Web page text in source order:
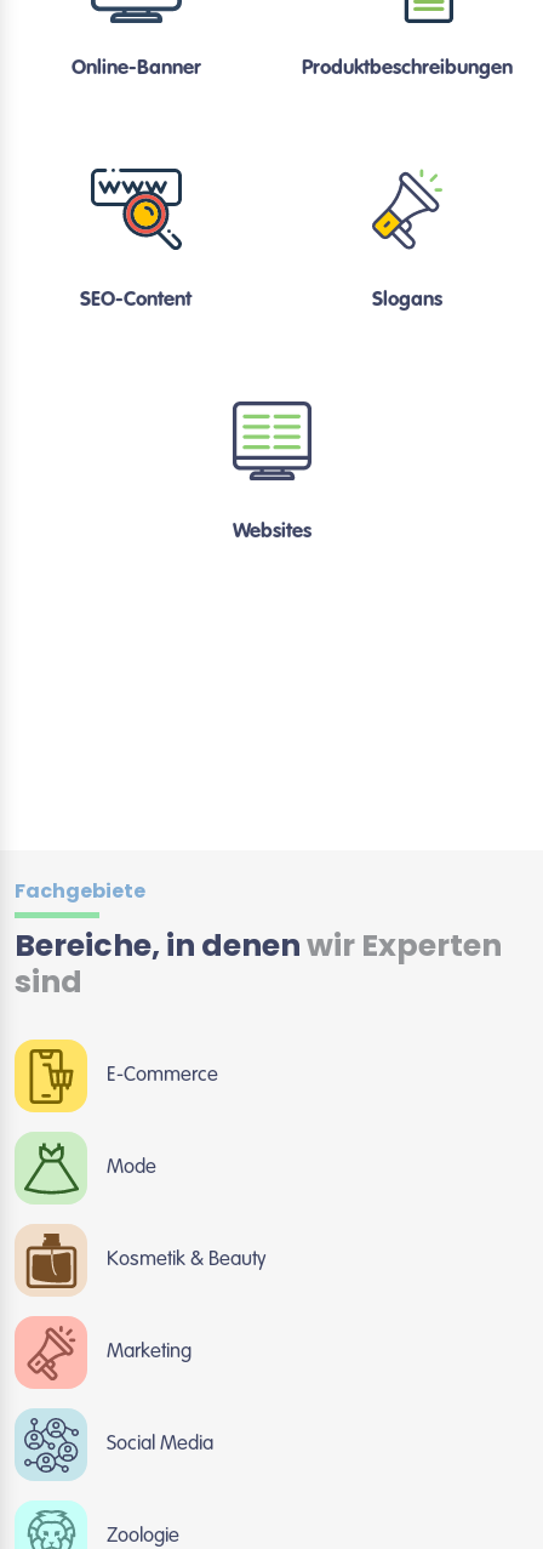
Online-Banner Produktbeschreibungen
SEO-Content Slogans
Websites
Fachgebiete
Bereiche, in denenwir Experten
sind
E-Commerce
Mode
Kosmetik & Beauty
Marketing
Social Media
Zoologie